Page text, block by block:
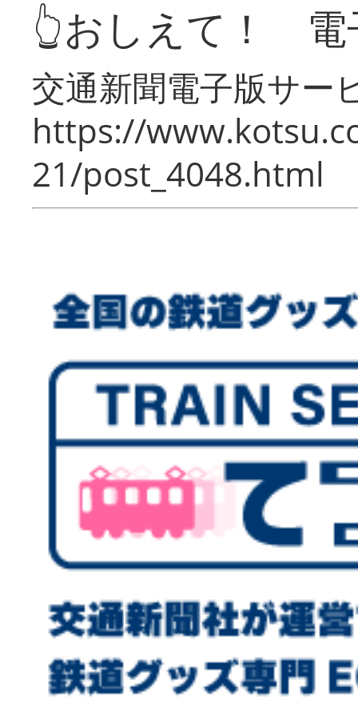
👆おしえて！ 電
交通新聞電子版サー
https://
21/post_4048.html